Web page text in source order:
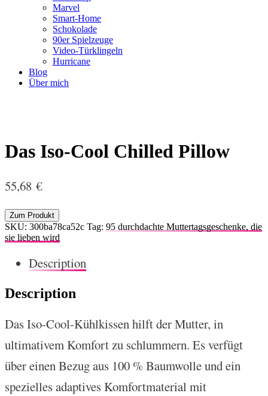
Marvel
Smart-Home
Schokolade
90er Spielzeuge
Video-Türklingeln
Hurricane
Blog
Über mich
Das Iso-Cool Chilled Pillow
55,68 €
Zum Produkt
SKU: 300ba78ca52c Tag: 95 durchdachte Muttertagsgeschenke, die
sie lieben wird
Description
Description
Das Iso-Cool-Kühlkissen hilft der Mutter, in
ultimativem Komfort zu schlummern. Es verfügt
über einen Bezug aus 100 % Baumwolle und ein
spezielles adaptives Komfortmaterial mit